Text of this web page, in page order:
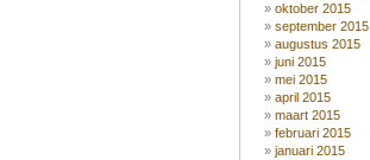
oktober 2015
september 2015
augustus 2015
juni 2015
mei 2015
april 2015
maart 2015
februari 2015
januari 2015